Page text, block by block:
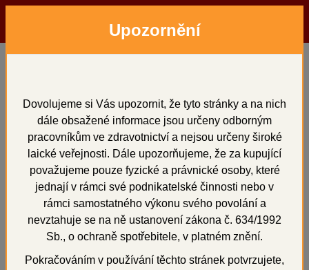
Hledat Přihlásit
plotýnkový
Seřadit: Od nejlevnějších
celkem 3 položek
Upozornění
Dovolujeme si Vás upozornit, že tyto stránky a na nich
dále obsažené informace jsou určeny odborným
pracovníkům ve zdravotnictví a nejsou určeny široké
laické veřejnosti. Dále upozorňujeme, že za kupující
považujeme pouze fyzické a právnické osoby, které
jednají v rámci své podnikatelské činnosti nebo v
rámci samostatného výkonu svého povolání a
nevztahuje se na ně ustanovení zákona č. 634/1992
Sb., o ochraně spotřebitele, v platném znění.
Pokračováním v používání těchto stránek potvrzujete,